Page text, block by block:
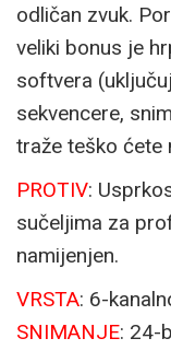
odličan zvuk.
veliki bonus je
softvera
sekvencere,
traže teško ćete
PROTIV:
sučeljima za
namijenjen.
VRSTA: 6-
SNIMANJE: 24-